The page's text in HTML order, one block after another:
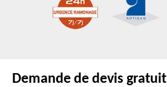
Demande de devis gratuit